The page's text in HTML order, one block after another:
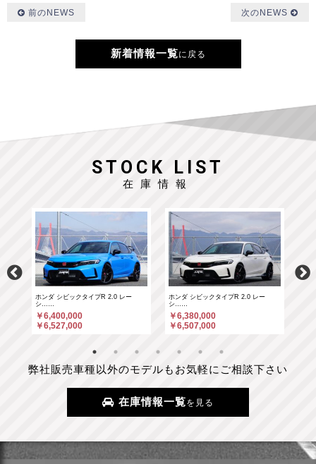
前のNEWS 次のNEWS
新着情報一覧に戻る
STOCK LIST
在庫情報
ホンダ シビックタイプR 2.0 レー
シ……
￥6,400,000
￥6,527,000
ホンダ シビックタイプR 2.0 レー
シ……
￥6,380,000
￥6,507,000
弊社販売車種以外のモデルもお気軽にご相談下さい
在庫情報一覧を見る